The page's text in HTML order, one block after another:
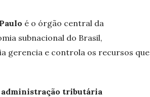
é o órgão central da
subnacional do Brasil,
gerencia e controla os recursos que
administração tributária